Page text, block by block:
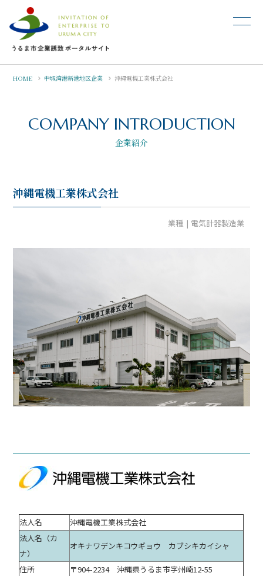
HOME 中城湾港新港地区企業 沖縄電機工業株式会社
COMPANY INTRODUCTION
企業紹介
沖縄電機工業株式会社
業種 電気計器製造業
法人名
沖縄電機工業株式会社
法人名（カ
ナ）
オキナワデンキコウギョウ カブシキカイシャ
住所
〒904-2234 沖縄県うるま市字州崎12-55